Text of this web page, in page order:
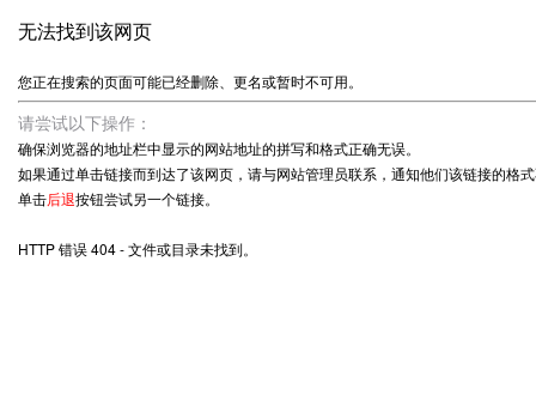
无法找到该网页
您正在搜索的页面可能已经删除、更名或暂时不可用。
请尝试以下操作：
确保浏览器的地址栏中显示的网站地址的拼写和格式正确无误。
如果通过单击链接而到达了该网页，请与网站管理员联系，通知他们该链接的格
单击后退按钮尝试另一个链接。
HTTP 错误 404 - 文件或目录未找到。